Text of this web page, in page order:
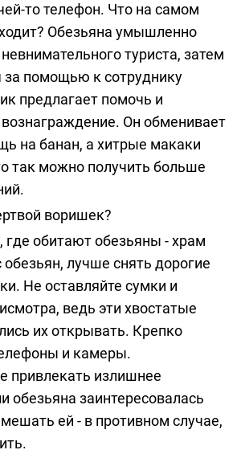
то телефон. Что на самом
Обезьяна умышленно
туриста, затем
за помощью к сотруднику
предлагает помочь и
Он обменивает
на банан, а хитрые макаки
так можно получить больше
воришек?
обитают обезьяны - храм
обезьян, лучше снять дорогие
Не оставляйте сумки и
ведь эти хвостатые
их открывать. Крепко
и камеры.
привлекать излишнее
обезьяна заинтересовалась
ей - в противном случае,